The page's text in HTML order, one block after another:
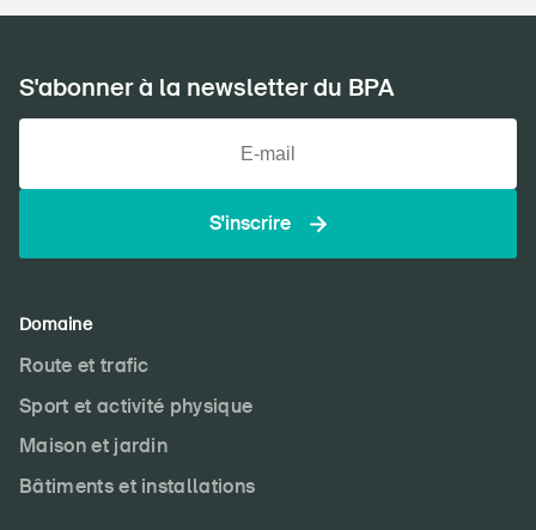
S'abonner à la newsletter du BPA
S'inscrire
Domaine
Route et trafic
Sport et activité physique
Maison et jardin
Bâtiments et installations